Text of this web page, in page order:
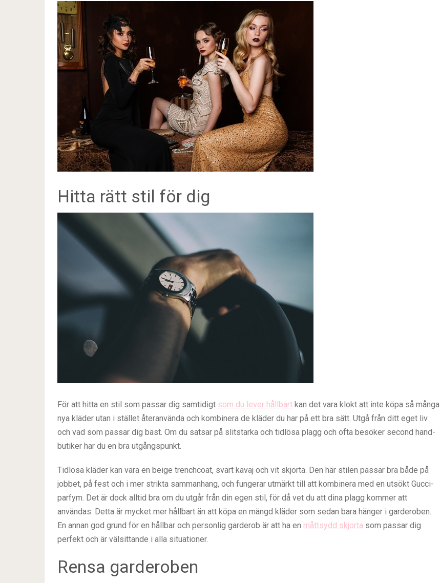
Hitta rätt stil för dig
För att hitta en stil som passar dig samtidigt som du lever hållbart kan det vara klokt att inte köpa så många
nya kläder utan i stället återanvända och kombinera de kläder du har på ett bra sätt. Utgå från ditt eget liv
och vad som passar dig bäst. Om du satsar på slitstarka och tidlösa plagg och ofta besöker second hand-
butiker har du en bra utgångspunkt.
Tidlösa kläder kan vara en beige trenchcoat, svart kavaj och vit skjorta. Den här stilen passar bra både på
jobbet, på fest och i mer strikta sammanhang, och fungerar utmärkt till att kombinera med en utsökt Gucci-
parfym. Det är dock alltid bra om du utgår från din egen stil, för då vet du att dina plagg kommer att
användas. Detta är mycket mer hållbart än att köpa en mängd kläder som sedan bara hänger i garderoben.
En annan god grund för en hållbar och personlig garderob är att ha en måttsydd skjorta som passar dig
perfekt och är välsittande i alla situationer.
Rensa garderoben